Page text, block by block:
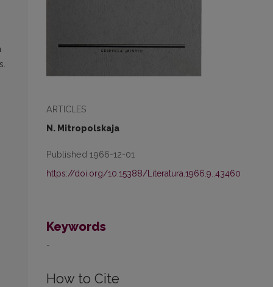
ARTICLES
N. Mitropolskaja
Published 1966-12-01
https://doi.org/10.15388/Literatura.1966.9..43460
Keywords
-
How to Cite